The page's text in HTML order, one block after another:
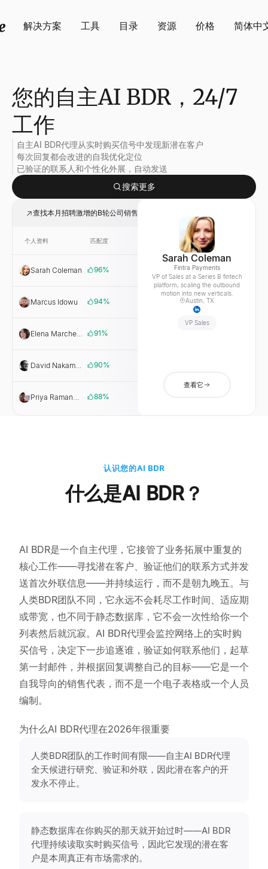
解决方案 工具 目录 资源 价格 简体中
您的自主AI BDR，24/7
工作
自主AI BDR代理从实时购买信号中发现新潜在客户
每次回复都会改进的自我优化定位
已验证的联系人和个性化外展，自动发送
搜索更多
查找本月招聘激增的B轮公司销售副总裁潜在客户
个人资料 匹配度 公司
Sarah Coleman 96%
Payments
Marcus Idowu 94%
Elena Marchetti 91%
David Nakamura 90%
Priya Ramanathan 88%
Sarah Coleman
Fintra Payments
VP of Sales at a Series B fintech
platform, scaling the outbound
motion into new verticals.
Austin, TX
VP Sales
查看它
认识您的AI BDR
什么是AI BDR？
AI BDR是一个自主代理，它接管了业务拓展中重复的
核心工作——寻找潜在客户、验证他们的联系方式并发
送首次外联信息——并持续运行，而不是朝九晚五。与
人类BDR团队不同，它永远不会耗尽工作时间、适应期
或带宽，也不同于静态数据库，它不会一次性给你一个
列表然后就沉寂。AI BDR代理会监控网络上的实时购
买信号，决定下一步追逐谁，验证如何联系他们，起草
第一封邮件，并根据回复调整自己的目标——它是一个
自我导向的销售代表，而不是一个电子表格或一个人员
编制。
为什么AI BDR代理在2026年很重要
人类BDR团队的工作时间有限——自主AI BDR代理
全天候进行研究、验证和外联，因此潜在客户的开
发永不停止。
静态数据库在你购买的那天就开始过时——AI BDR
代理持续读取实时购买信号，因此它发现的潜在客
户是本周真正有市场需求的。